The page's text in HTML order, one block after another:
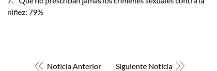
niñez: 79%
Noticia Anterior
Siguiente Noticia